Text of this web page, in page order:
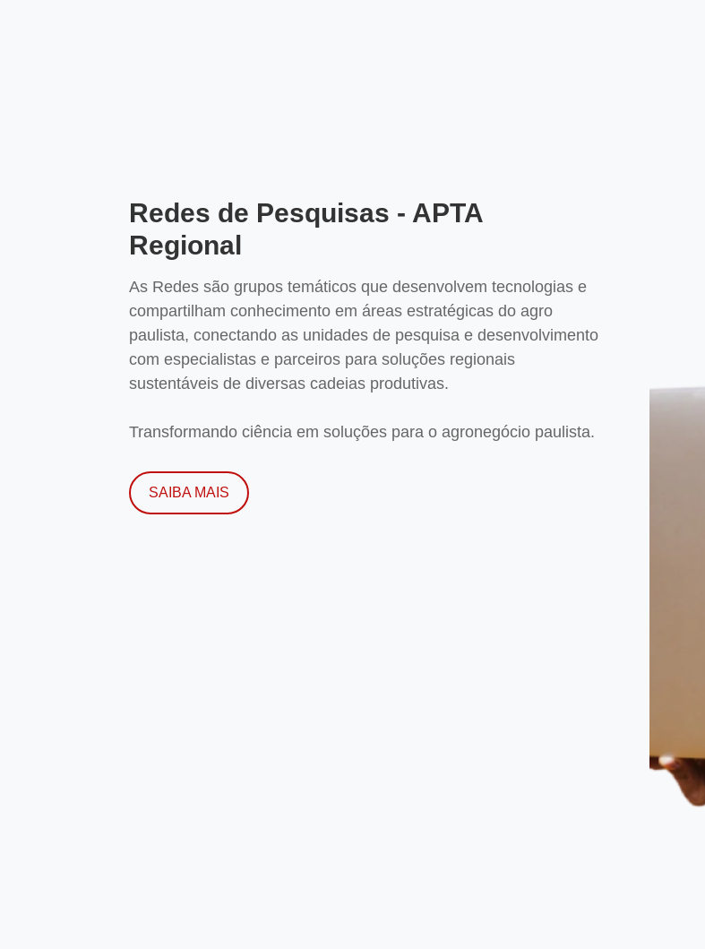
Redes de Pesquisas - APTA
Regional
As Redes são grupos temáticos que desenvolvem tecnologias e
compartilham conhecimento em áreas estratégicas do agro
paulista, conectando as unidades de pesquisa e desenvolvimento
com especialistas e parceiros para soluções regionais
sustentáveis de diversas cadeias produtivas.
Transformando ciência em soluções para o agronegócio paulista.
SAIBA MAIS